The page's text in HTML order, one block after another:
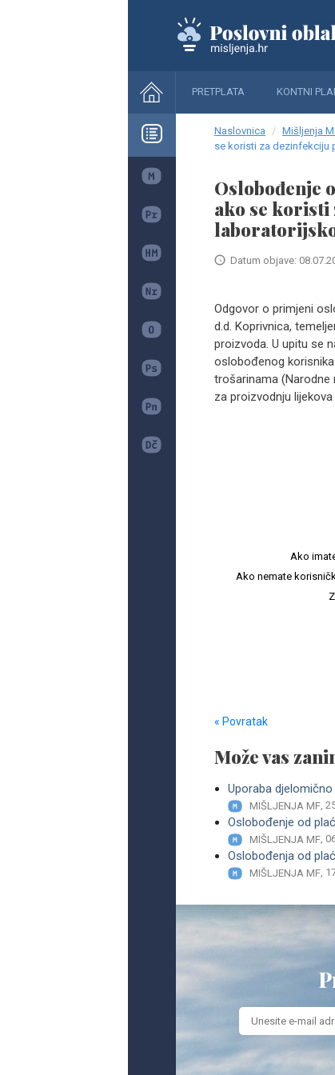
PRETPLATA KONTNI
Naslovnica Mišljenja
se koristi za dezinfekciju
Oslobođenje
ako se
Datum objave:
Odgovor o primjeni
d.d. Koprivnica,
proizvoda. U upitu se
oslobođenog
trošarinama (Narodne
za proizvodnju lijekova
Ako
Ako nemate
« Povratak
Može vas
Uporaba
MIŠLJENJA MF,
Oslobođenje od
MIŠLJENJA MF,
Oslobođenja od
MIŠLJENJA MF,